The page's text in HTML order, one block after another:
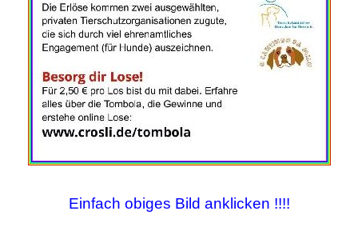
Einfach obiges Bild anklicken !!!!